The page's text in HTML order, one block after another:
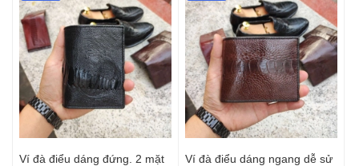
Ví đà điểu dáng đứng. 2 mặt
Ví đà điểu dáng ngang dễ sử